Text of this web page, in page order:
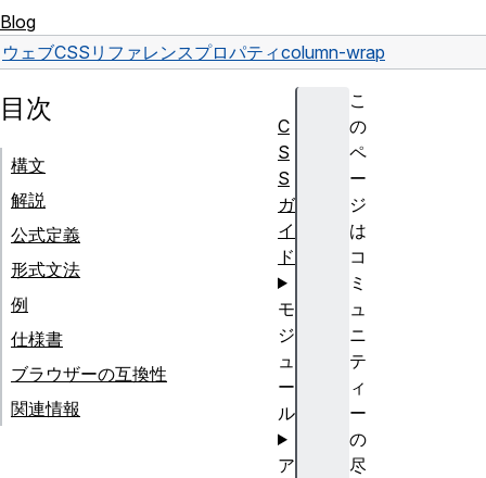
Blog
ウェブCSS リファレンスプロパティcolumn-wrap
こ
の
ペ
ー
ジ
は
コ
ミ
ュ
ニ
テ
ィ
ー
の
尽
目次
構文
解説
公式定義
形式文法
例
仕様書
ブラウザーの互換性
関連情報
C
S
S
ガ
イ
ド
モ
ジ
ュ
ー
ル
ア